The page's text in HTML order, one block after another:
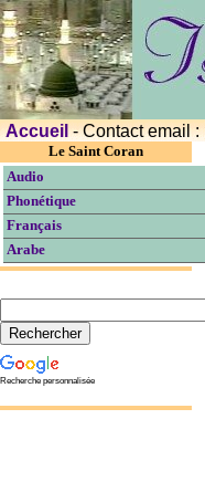
Accueil- Contact email :
Le Saint Coran
Audio
Phonétique
Français
Arabe
Recherche personnalisée